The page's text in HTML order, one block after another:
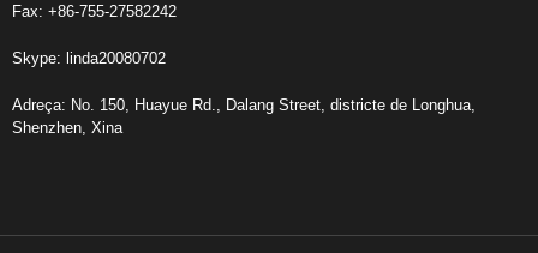
Fax: +86-755-27582242
Skype: linda20080702
Adreça: No. 150, Huayue Rd., Dalang Street, districte de Longhua,
Shenzhen, Xina